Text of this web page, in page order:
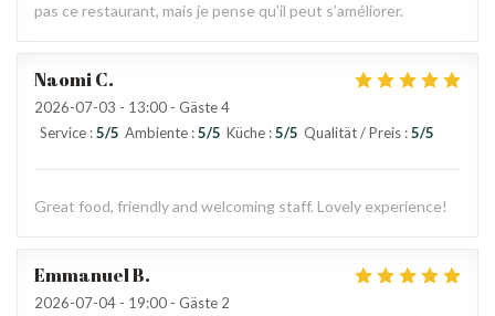
pas ce restaurant, mais je pense qu’il peut s’améliorer.
NaomiC
2026-07-03 - 13:00 - Gäste 4
Service :5/5 Ambiente :5/5 Küche :5/5 Qualität / Preis :5/5
Great food, friendly and welcoming staff. Lovely experience!
EmmanuelB
2026-07-04 - 19:00 - Gäste 2